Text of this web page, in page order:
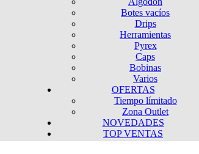
Botes vacíos
Drips
Herramientas
Pyrex
Caps
Bobinas
Varios
OFERTAS
Tiempo límitado
Zona Outlet
NOVEDADES
TOP VENTAS